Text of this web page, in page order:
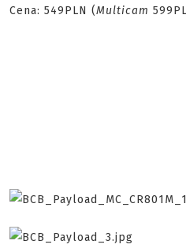
Cena: 549PLN (Multicam